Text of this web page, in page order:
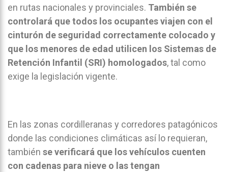
en rutas nacionales y provinciales. También se
controlará que todos los ocupantes viajen con el
cinturón de seguridad correctamente colocado y
que los menores de edad utilicen los Sistemas de
Retención Infantil (SRI) homologados, tal como
exige la legislación vigente.
En las zonas cordilleranas y corredores patagónicos
donde las condiciones climáticas así lo requieran,
también se verificará que los vehículos cuenten
con cadenas para nieve o las tengan